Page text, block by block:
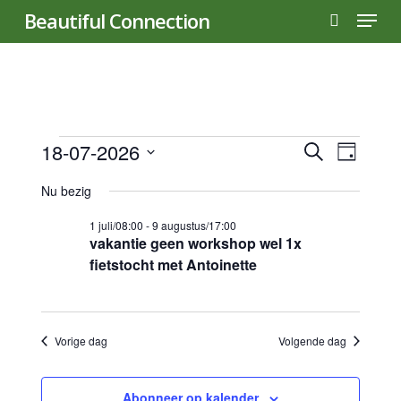
Beautiful Connection
search
Menu
Evenementen
18
juli
2026
en
Zoeken
Dag
18-07-2026
een
Nu bezig
vakantie geen workshop wel 1x
fietstocht met Antoinette
1 juli/08:00 -9 augustus/17:00
Vorige dag Volgende dag
Abonneer op kalender